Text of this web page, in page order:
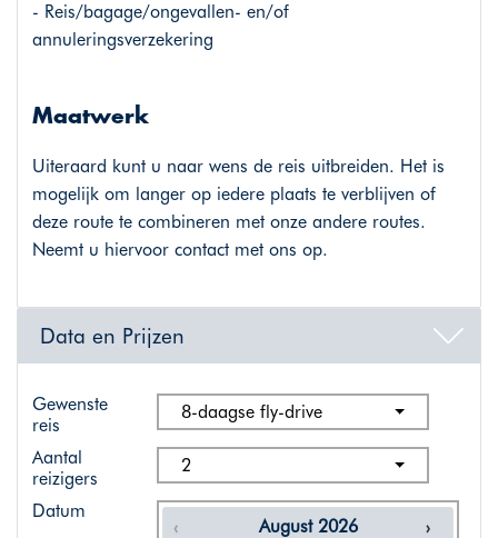
- Reis/bagage/ongevallen- en/of
annuleringsverzekering
Maatwerk
Uiteraard kunt u naar wens de reis uitbreiden. Het is
mogelijk om langer op iedere plaats te verblijven of
deze route te combineren met onze andere routes.
Neemt u hiervoor contact met ons op.
Data en Prijzen
Gewenste
reis
8-daagse fly-drive
Aantal
reizigers
2
Datum
August 2026